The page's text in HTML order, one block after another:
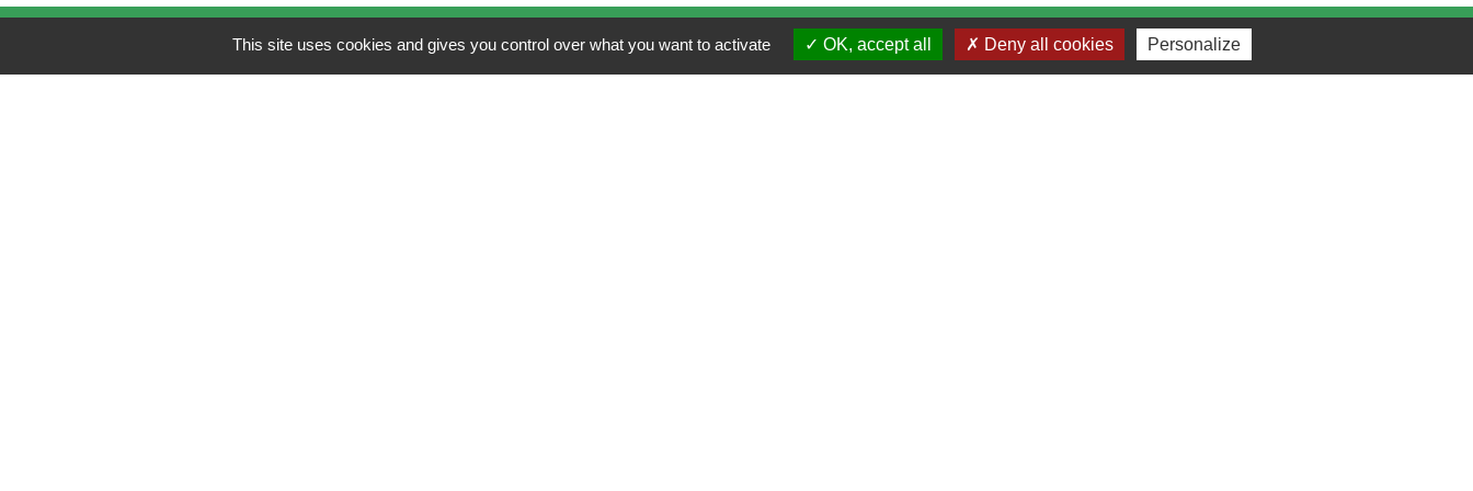
Contacts Liens
This site uses cookies and gives you control over what you want to activate OK, accept all Deny all cookies Personalize